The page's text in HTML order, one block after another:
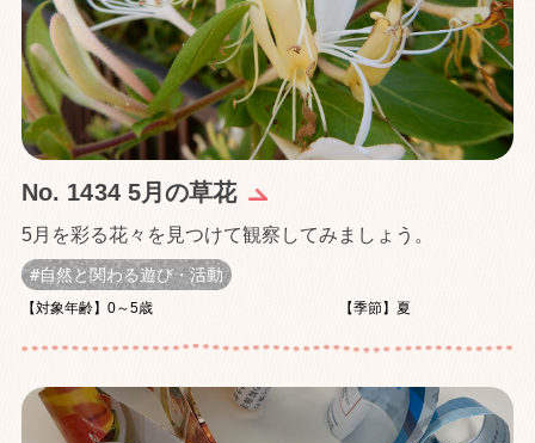
No. 1434 5月の草花
5月を彩る花々を見つけて観察してみましょう。
自然と関わる遊び・活動
【対象年齢】0～5歳 【季節】夏